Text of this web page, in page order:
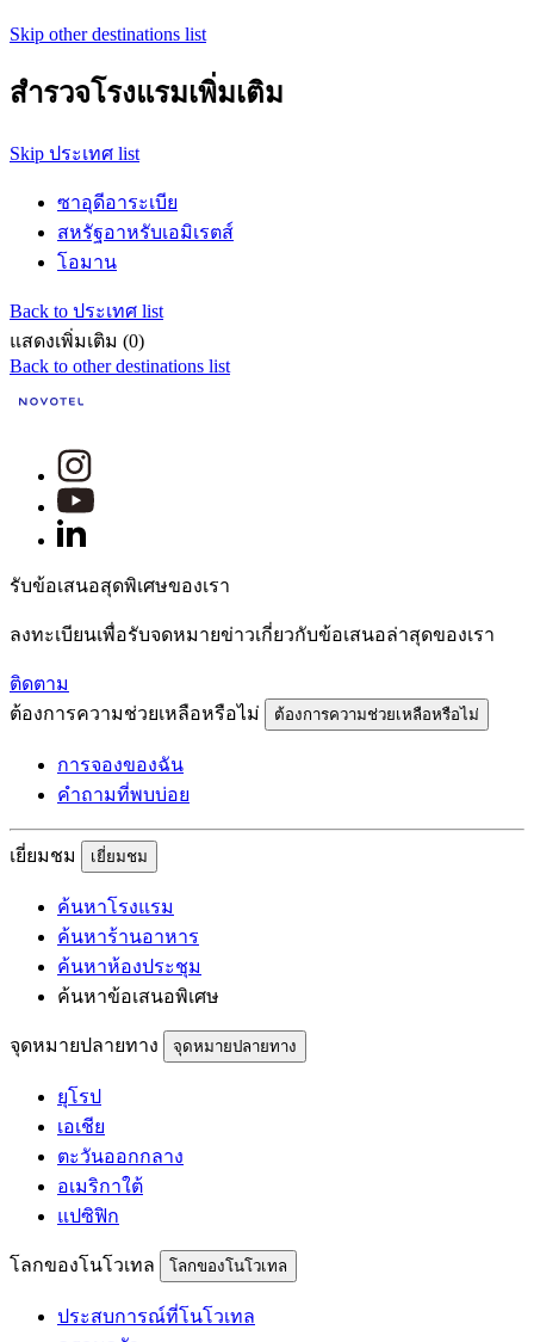
Skip other destinations list
สำรวจโรงแรมเพิ่มเติม
Skip ประเทศ list
ซาอุดีอาระเบีย
สหรัฐอาหรับเอมิเรตส์
โอมาน
Back to ประเทศ list
แสดงเพิ่มเติม (0)
Back to other destinations list
รับข้อเสนอสุดพิเศษของเรา
ลงทะเบียนเพื่อรับจดหมายข่าวเกี่ยวกับข้อเสนอล่าสุดของเรา
ติดตาม
ต้องการความช่วยเหลือหรือไม่
ต้องการความช่วยเหลือหรือไม่
การจองของฉัน
คำถามที่พบบ่อย
เยี่ยมชม เยี่ยมชม
ค้นหาโรงแรม
ค้นหาร้านอาหาร
ค้นหาห้องประชุม
ค้นหาข้อเสนอพิเศษ
จุดหมายปลายทาง จุดหมายปลายทาง
ยุโรป
เอเชีย
ตะวันออกกลาง
อเมริกาใต้
แปซิฟิก
โลกของโนโวเทล โลกของโนโวเทล
ประสบการณ์ที่โนโวเทล